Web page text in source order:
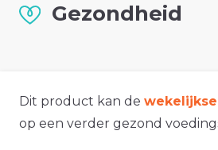
Gezondheid
Dit product kan de
op een verder gezond